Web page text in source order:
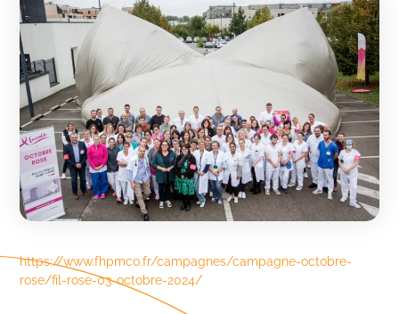
https://www.fhpmco.fr/campagnes/campagne-octobre-
rose/fil-rose-03-octobre-2024/